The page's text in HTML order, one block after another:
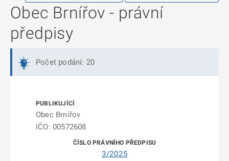
Obec Brnířov - právní
předpisy
Počet podání: 20
Obec Brnířov
IČO: 00572608
3/2025